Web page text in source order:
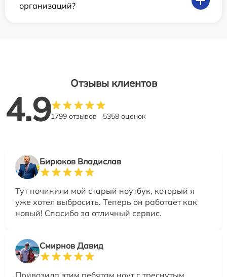
организаций?
Отзывы клиентов
4.91799 отзывов 5358 оценок
Бирюков Владислав
Тут починили мой старый ноутбук, который я
уже хотел выбросить. Теперь он работает как
новый! Спасибо за отличный сервис.
Смирнов Давид
Привозила этим ребятам ноут с треснутым